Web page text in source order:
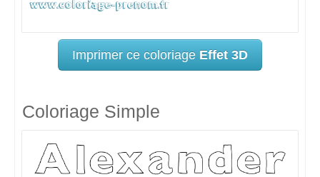
Imprimer ce coloriage Effet 3D
Coloriage Simple